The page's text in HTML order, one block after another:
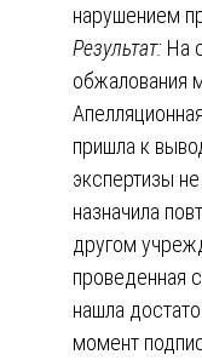
нарушением
Результат: На
обжалования
пришла к
экспертизы
назначила
другом
проведенная
нашла
момент